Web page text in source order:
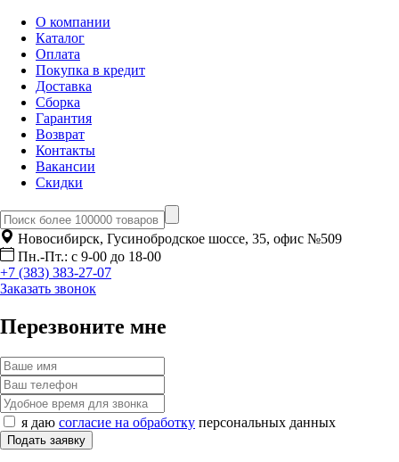
О компании
Каталог
Оплата
Покупка в кредит
Доставка
Сборка
Гарантия
Возврат
Контакты
Вакансии
Скидки
Новосибирск, Гусинобродское шоссе, 35, офис №509
Пн.-Пт.: с 9-00 до 18-00
+7 (383) 383-27-07
Заказать звонок
Перезвоните мне
я даю согласие на обработку персональных данных